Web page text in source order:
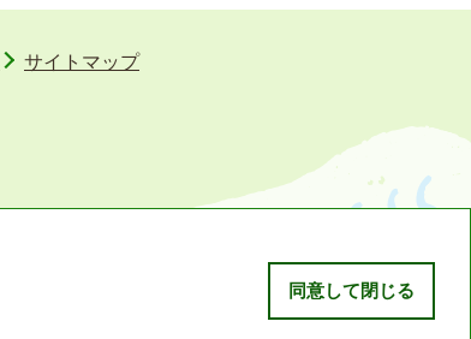
同意して閉じる
サイトマップ